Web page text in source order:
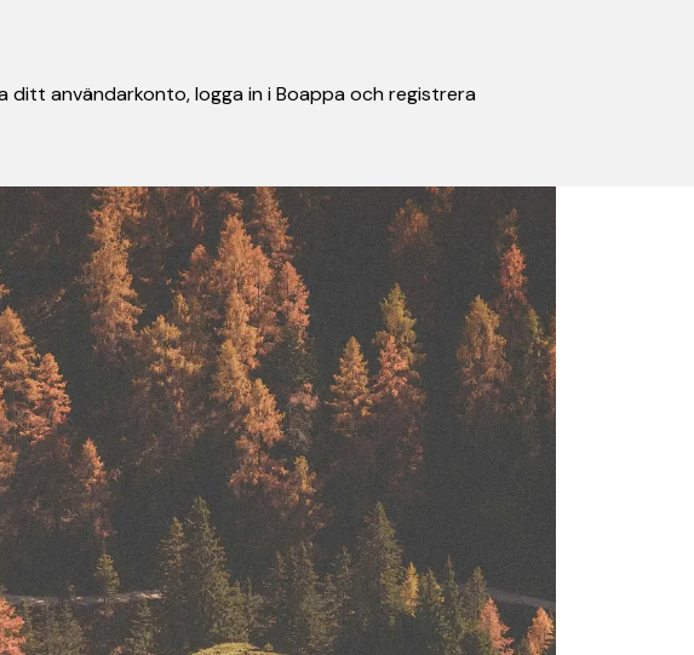
ditt användarkonto, logga in i Boappa och registrera